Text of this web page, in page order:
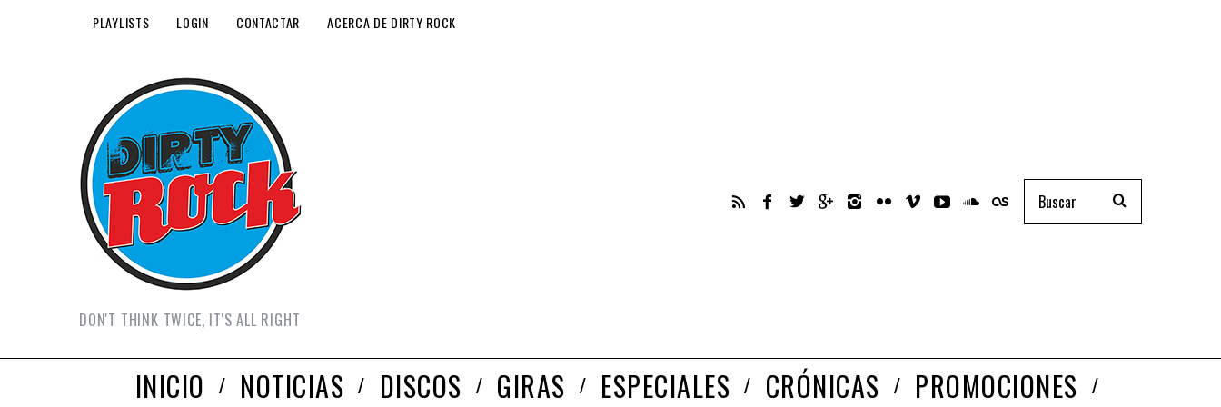
PLAYLISTS LOGIN CONTACTAR ACERCA DE DIRTY ROCK
DON'T THINK TWICE, IT'S ALL RIGHT
INICIO NOTICIAS DISCOS GIRAS ESPECIALES CRÓNICAS PROMOCIONES